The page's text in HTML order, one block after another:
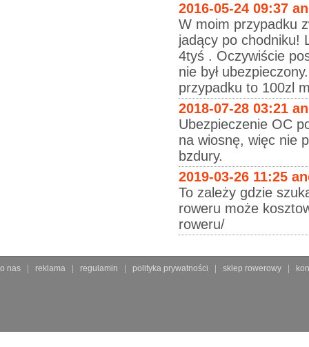
2016-05-24 09:37
W moim przypadku
jadący po chodniku!
4tyś . Oczywiście
nie był
przypadku to 100zl
2018-07-28 03:21
Ubezpieczenie OC
na wiosnę, więc nie
bzdury.
2019-03-26 11:25
To zależy gdzie
roweru może
roweru/
o nas reklama regulamin polityka prywatności sklep rowerowy